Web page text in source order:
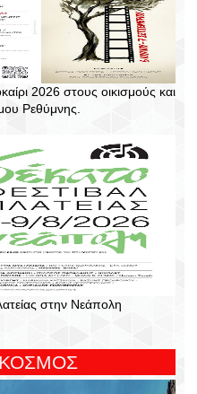
2026 στους οικισμούς και
Ρεθύμνης.
στην Νεάπολη